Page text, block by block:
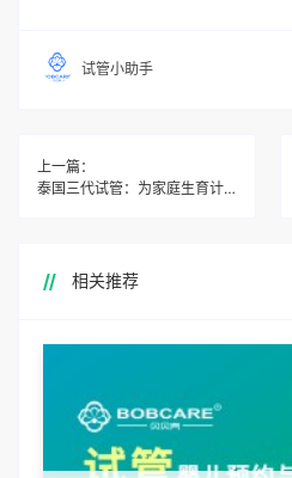
试管小助手
上一篇：
泰国三代试管：为家庭生育计划提供科学支持的优选
相关推荐